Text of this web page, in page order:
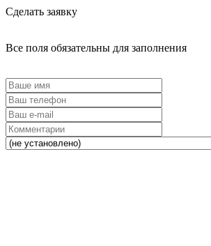
Сделать заявку
Все поля обязательны для заполнения